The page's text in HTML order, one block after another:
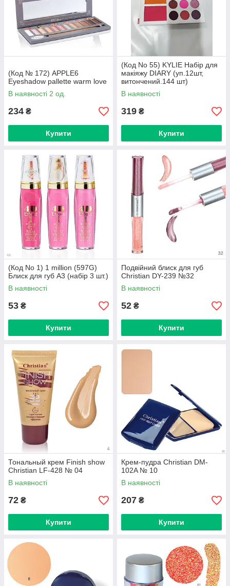
(Код № 172) APPLE6
Eyeshadow pallette warm love
В наявності 2 од.
234 ₴
Купити
(Код No 55) KYLIE Набір для
макіяжу DIARY (уп.12шт,
витончений.144 шт)
В наявності
319 ₴
Купити
(Код No 1) 1 million (597G)
Блиск для губ A3 (набір 3 шт.)
В наявності
53 ₴
Купити
Подвійний блиск для губ
Christian DY-239 №32
В наявності
52 ₴
Купити
Тональный крем Finish show
Christian LF-428 № 04
В наявності
72 ₴
Купити
Крем-пудра Christian DM-
102A № 10
В наявності
207 ₴
Купити